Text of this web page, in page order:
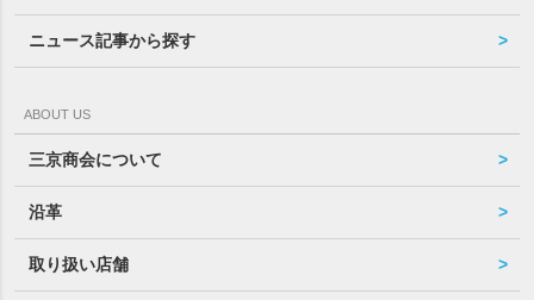
ニュース記事から探す
ABOUT US
三京商会について
沿革
取り扱い店舗